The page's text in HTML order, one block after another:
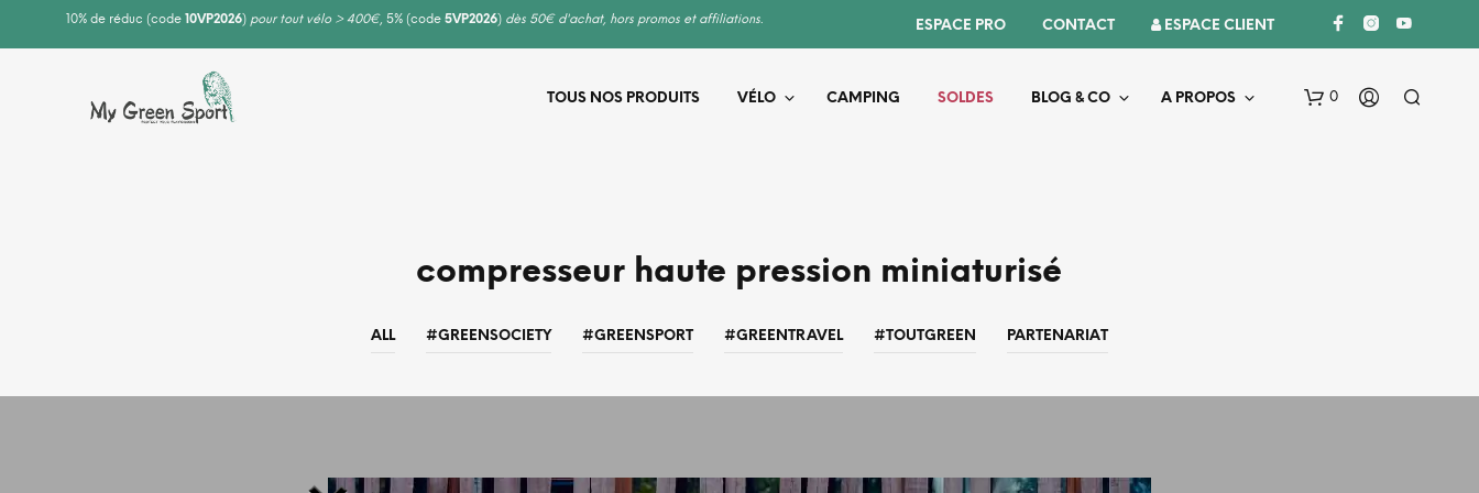
10% de réduc (code 10VP2026) pour tout vélo > 400€, 5% (code 5VP2026) dès 50€ d'achat, hors promos et affiliations. ESPACE PRO CONTACT ESPACE CLIENT
TOUS NOS PRODUITS VÉLO CAMPING SOLDES BLOG & CO A PROPOS 0
compresseur haute pression miniaturisé
ALL #GREENSOCIETY #GREENSPORT #GREENTRAVEL #TOUTGREEN PARTENARIAT